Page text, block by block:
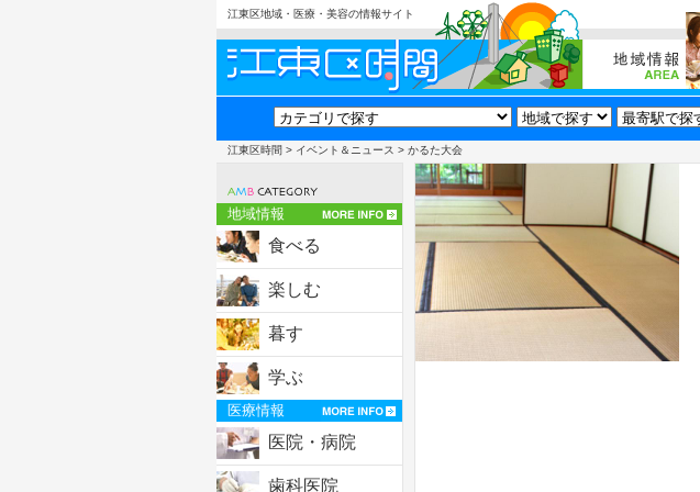
江東区地域・医療・美容の情報サイト
江東区時間 > イベント＆ニュース > かるた大会
地域情報
食べる
楽しむ
暮す
学ぶ
医療情報
医院・病院
歯科医院